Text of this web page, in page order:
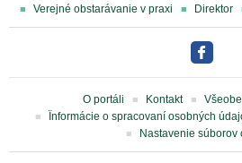
Verejné obstarávanie v praxi
Direktor
O portáli Kontakt
Ïnformácie o spracovaní osobných
Nastavenie súborov